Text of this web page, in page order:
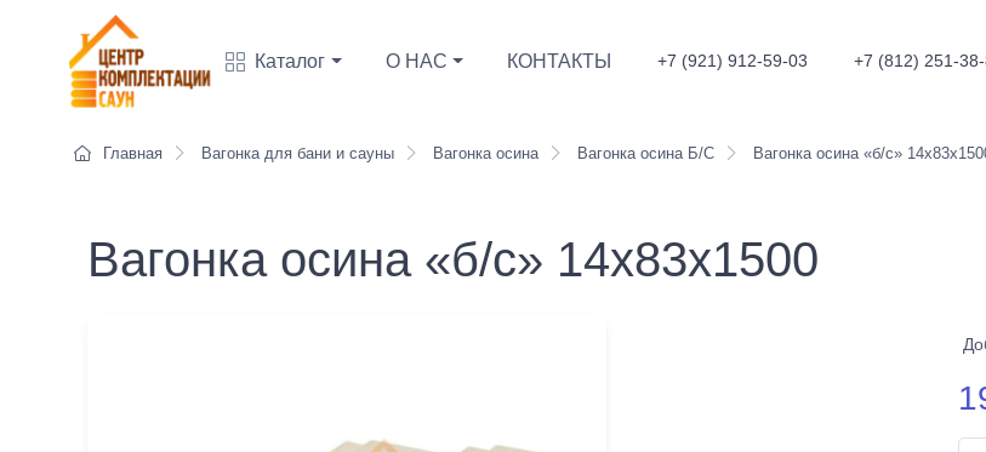
Каталог О НАС КОНТАКТЫ +7 (921) 912-59-03 +7 (812) 251-
Главная Вагонка для бани и сауны Вагонка осина Вагонка осина Б/С Вагонка осина «б/с»
Вагонка осина «б/с» 14х83х1500